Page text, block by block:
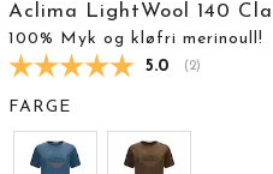
Aclima LightWool 140
100% Myk og kløfri merinoull!
5.0 (stemmer:
2)
FARGE